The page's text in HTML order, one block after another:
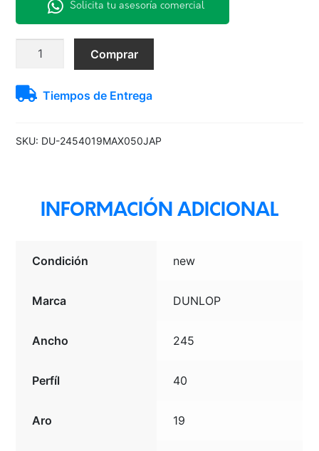
Solicita tu asesoría comercial
245/40R19
RUNFLAT
TL
cantidad
Comprar
Tiempos de Entrega
SKU: DU-2454019MAX050JAP
INFORMACIÓN ADICIONAL
Condición new
Marca DUNLOP
Ancho 245
Perfíl 40
Aro 19